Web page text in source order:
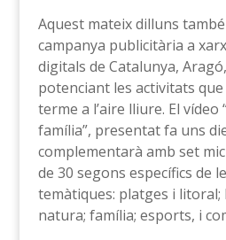
Aquest mateix dilluns també
campanya publicitària a
digitals de Catalunya,
potenciant les activitats
terme a l’aire lliure. El vídeo
família”, presentat fa uns
complementarà amb set
de 30 segons específics de
temàtiques: platges i
natura; família; esports, i